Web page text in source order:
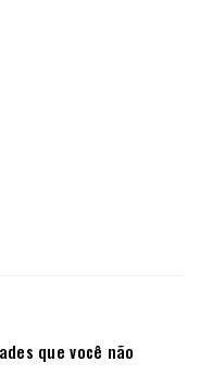
que você não